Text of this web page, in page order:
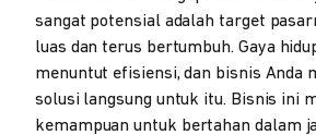
sangat potensial adalah target
luas dan terus bertumbuh. Gaya
menuntut efisiensi, dan bisnis Anda
solusi langsung untuk itu. Bisnis ini
kemampuan untuk bertahan dalam